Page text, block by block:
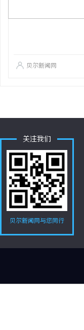
贝尔新闻网
关注我们
贝尔新闻网与您同行